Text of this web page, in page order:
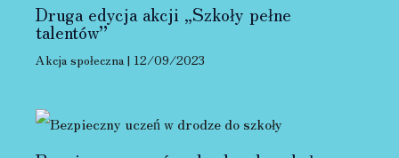
Druga edycja akcji „Szkoły pełne
talentów”
Akcja społeczna | 12/09/2023